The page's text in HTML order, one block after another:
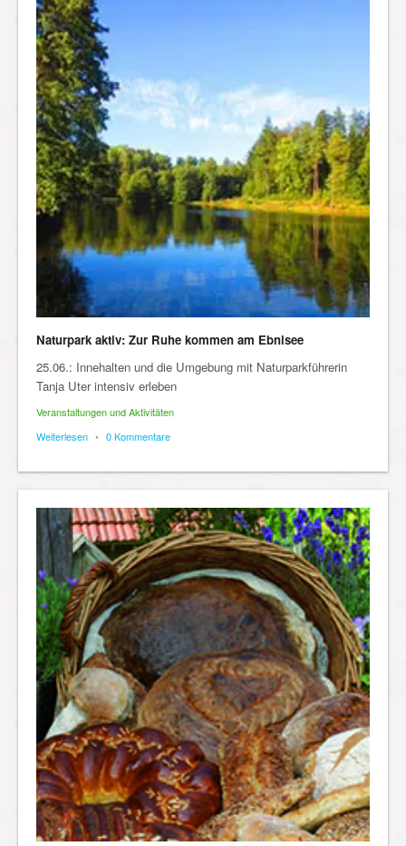
Naturpark aktiv: Zur Ruhe kommen am Ebnisee
25.06.: Innehalten und die Umgebung mit Naturparkführerin
Tanja Uter intensiv erleben
Veranstaltungen und Aktivitäten
Weiterlesen • 0 Kommentare